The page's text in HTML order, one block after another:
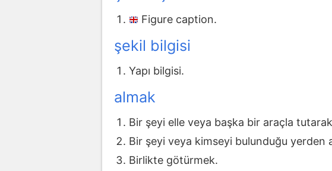
Figure caption.
şekil bilgisi
Yapı bilgisi.
almak
Bir şeyi elle veya başka bir araçla
Bir şeyi veya kimseyi bulunduğu yerden
Birlikte götürmek.